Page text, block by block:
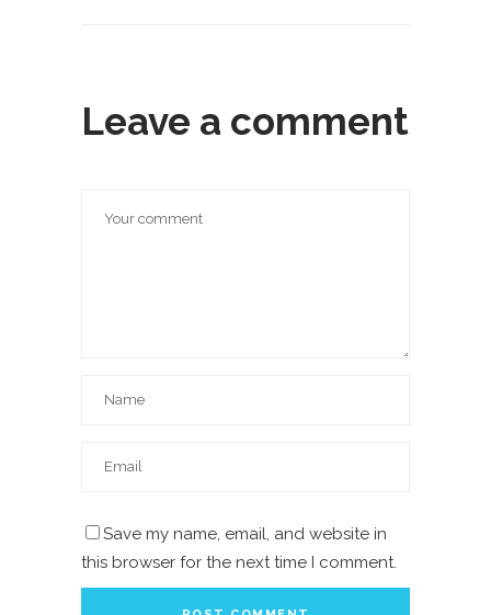
Leave a comment
Save my name, email, and website in
this browser for the next time I comment.